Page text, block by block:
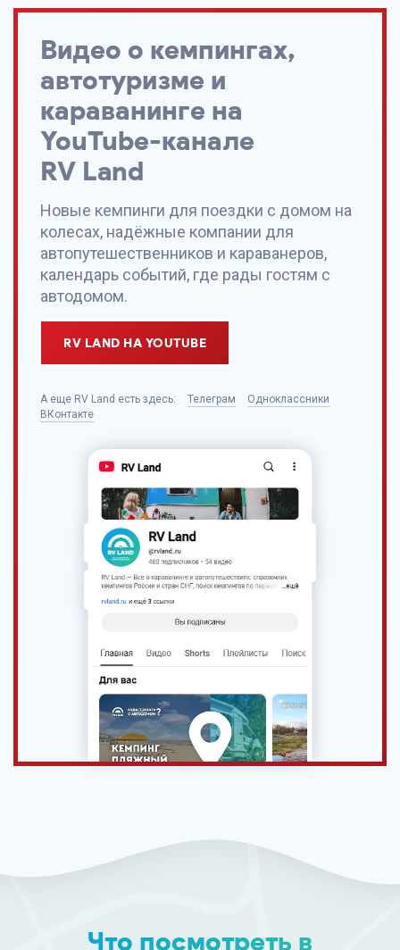
Видео о кемпингах,
автотуризме и
караванинге на
YouTube-канале
RV Land
Новые кемпинги для поездки с домом на
колесах, надёжные компании для
автопутешественников и караванеров,
календарь событий, где рады гостям с
автодомом.
RV LAND НА YOUTUBE
А еще RV Land есть здесь: Телеграм
Одноклассники
ВКонтакте
Что посмотреть в